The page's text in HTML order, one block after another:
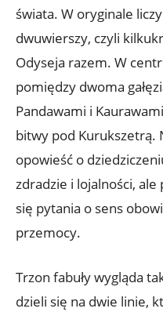
świata. W oryginale
dwuwierszy, czyli
Odyseja razem. W
pomiędzy dwoma
Pandawami i
bitwy pod Kurukszetrą.
opowieść o
zdradzie i lojalności,
się pytania o sens
przemocy.
Trzon fabuły wygląda
dzieli się na dwie linie,